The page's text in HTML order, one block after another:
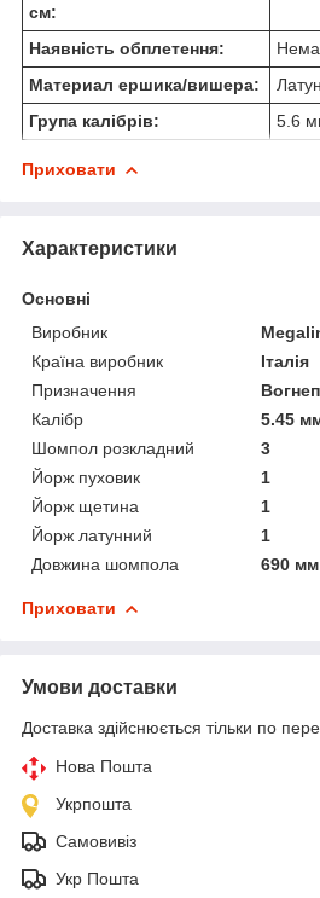
см:
Наявність обплетення:
Материал ершика/вишера:
Група калібрів:
5.6
Приховати
Характеристики
Основні
Виробник
Країна виробник
Італія
Призначення
Калібр
5.45
Шомпол розкладний
3
Йорж пуховик
1
Йорж щетина
1
Йорж латунний
1
Довжина шомпола
690 мм
Приховати
Умови доставки
Доставка здійснюється тільки по
Нова Пошта
Укрпошта
Самовивіз
Укр Пошта